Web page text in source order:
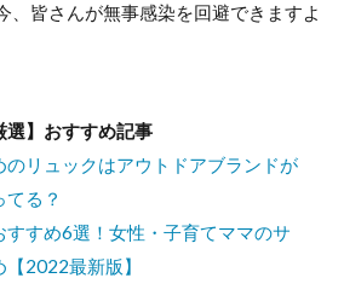
、皆さんが無事感染を回避できますよ
選】おすすめ記事
リュックはアウトドアブランドが
る？
すめ6選！女性・子育てママのサ
2022最新版】